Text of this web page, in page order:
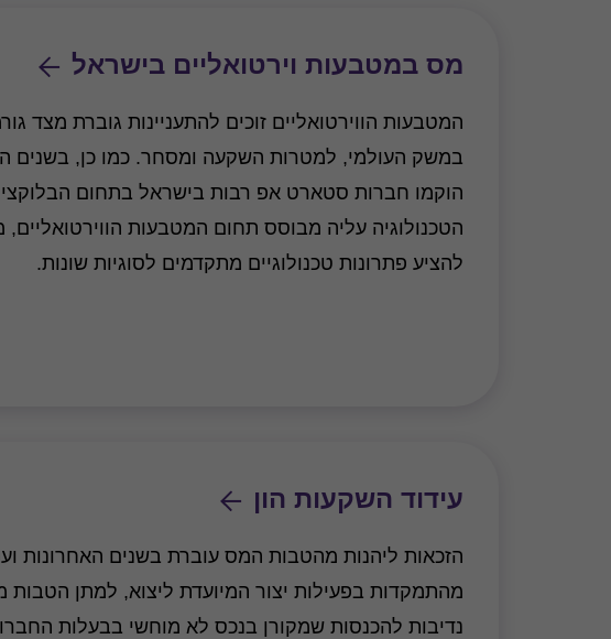
מס במטבעות וירטואליים בישראל
המטבעות הווירטואליים זוכים להתעניינות גוברת מצד
במשק העולמי, למטרות השקעה ומסחר. כמו כן, בשנים
הוקמו חברות סטארט אפ רבות בישראל בתחום
הטכנולוגיה עליה מבוסס תחום המטבעות
להציע פתרונות טכנולוגיים מתקדמים לסוגיות שונות.
עידוד השקעות הון
הזכאות ליהנות מהטבות המס עוברת בשנים האחרונות
מהתמקדות בפעילות יצור המיועדת ליצוא, למתן הטבות
נדיבות להכנסות שמקורן בנכס לא מוחשי בבעלות